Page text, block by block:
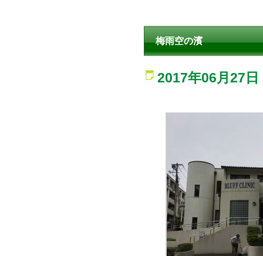
梅雨空の濱
2017年06月27日